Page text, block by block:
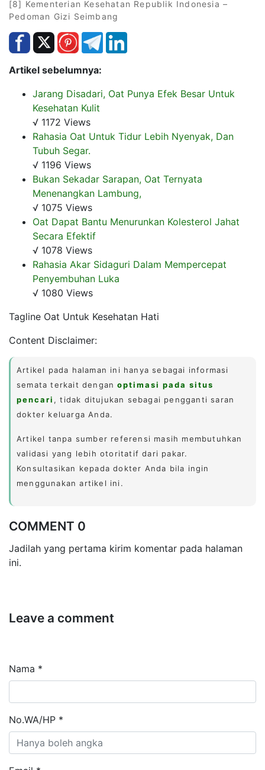
[8] Kementerian Kesehatan Republik Indonesia –
Pedoman Gizi Seimbang
Artikel sebelumnya:
Jarang Disadari, Oat Punya Efek Besar Untuk
Kesehatan Kulit
√ 1172 Views
Rahasia Oat Untuk Tidur Lebih Nyenyak, Dan
Tubuh Segar.
√ 1196 Views
Bukan Sekadar Sarapan, Oat Ternyata
Menenangkan Lambung,
√ 1075 Views
Oat Dapat Bantu Menurunkan Kolesterol Jahat
Secara Efektif
√ 1078 Views
Rahasia Akar Sidaguri Dalam Mempercepat
Penyembuhan Luka
√ 1080 Views
Tagline Oat Untuk Kesehatan Hati
Content Disclaimer:
Artikel pada halaman ini hanya sebagai informasi
semata terkait denganoptimasi pada situs
pencari , tidak ditujukan sebagai pengganti saran
dokter keluarga Anda.
Artikel tanpa sumber referensi masih membutuhkan
validasi yang lebih otoritatif dari pakar.
Konsultasikan kepada dokter Anda bila ingin
menggunakan artikel ini.
COMMENT 0
Jadilah yang pertama kirim komentar pada halaman
ini.
Leave a comment
Nama *
No.WA/HP *